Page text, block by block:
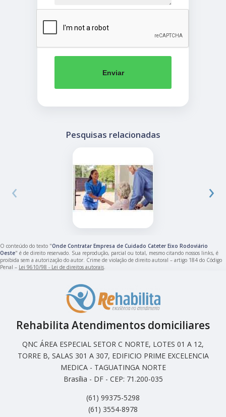
Enviar
Pesquisas relacionadas
‹ ›
O conteúdo do texto "Onde Contratar Empresa de Cuidado Cateter Eixo Rodoviário
Oeste" é de direito reservado. Sua reprodução, parcial ou total, mesmo citando nossos links, é
proibida sem a autorização do autor. Crime de violação de direito autoral – artigo 184 do Código
Penal – Lei 9610/98 - Lei de direitos autorais.
Rehabilita Atendimentos domiciliares
QNC ÁREA ESPECIAL SETOR C NORTE, LOTES 01 A 12,
TORRE B, SALAS 301 A 307, EDIFICIO PRIME EXCELENCIA
MEDICA - TAGUATINGA NORTE
Brasília - DF - CEP: 71.200-035
(61) 99375-5298
(61) 3554-8978